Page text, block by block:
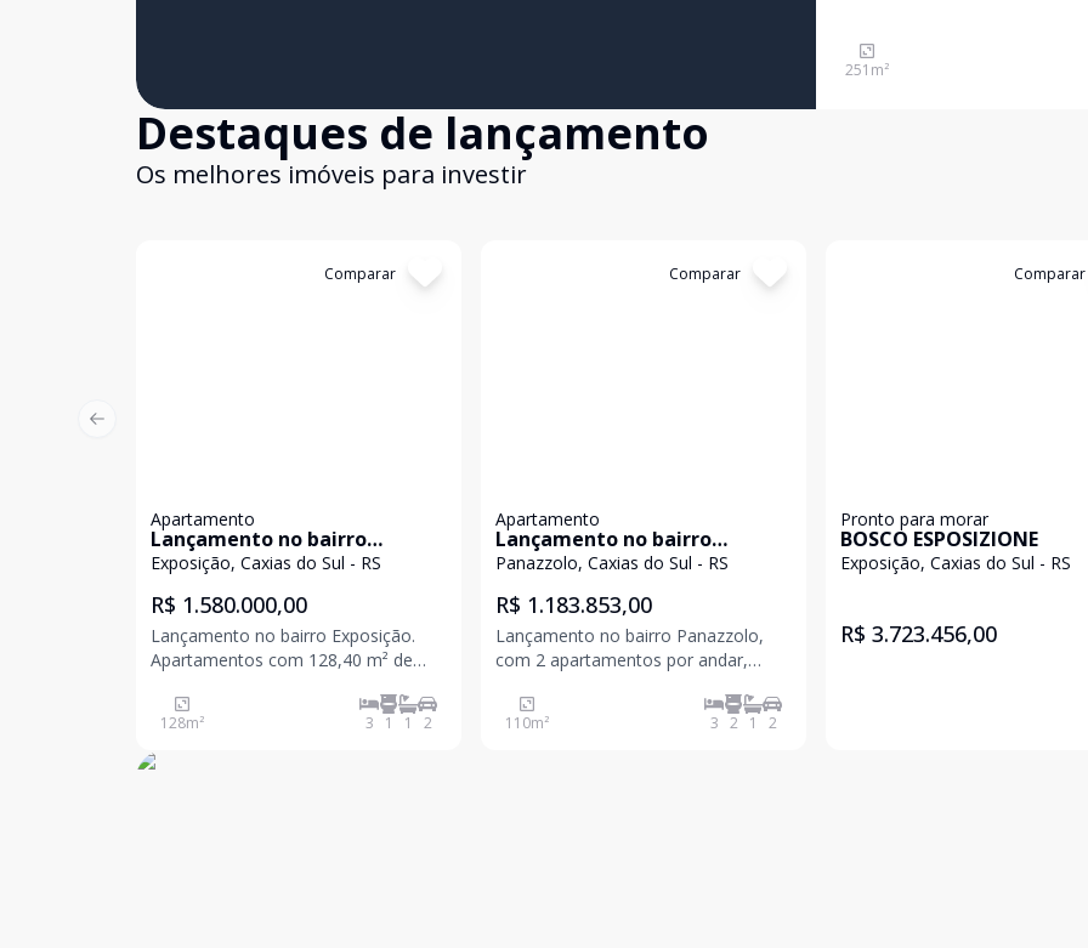
251 m²
Destaques de lançamento
Os melhores imóveis para investir
Comparar
Apartamento
Lançamento no bairro
Exposição!
Exposição, Caxias do Sul - RS
R$ 1.580.000,00
Lançamento no bairro Exposição.
Apartamentos com 128,40 m² de
suíte, amplo living integrado a
cozinha, espaço gourmet com
churrasqueira, sacada, lavabo, área
128m² 3 1 1 2
Comparar
Apartamento
Lançamento no bairro
Panazzolo
Panazzolo, Caxias do Sul - RS
R$ 1.183.853,00
Lançamento no bairro Panazzolo,
com 2 apartamentos por andar,
110,18 m² de área privativa, 3
dormitórios sendo 1 suíte, amplo
110m² 3 2 1 2
Comparar
Pronto para morar
BOSCO ESPOSIZIONE
Exposição, Caxias do Sul - RS
R$ 3.723.456,00
Previous slide